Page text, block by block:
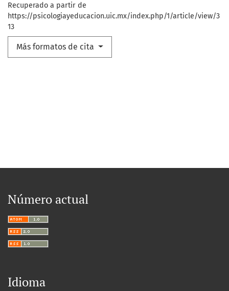
Recuperado a partir de
https://psicologiayeducacion.uic.mx/index.php/1/article/view/3
13
Más formatos de cita
Número actual
Idioma